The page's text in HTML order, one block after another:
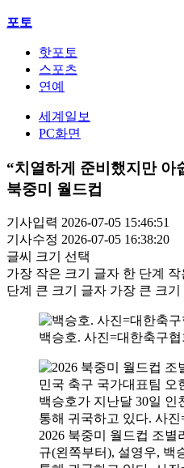
포토
핫포토
스포츠
연예
세계일보
PC화면
“치열하게 준비했지만
북중미 월드컵
기사입력 2026-07-05 15:46:51
기사수정 2026-07-05 16:38:20
글씨 크기 선택
가장 작은 크기 글자 한 단계
단계 큰 크기 글자 가장 큰 크기
백승호. 사진=대한축구
2026 북중미 월드컵 조
규(왼쪽부터), 설영우, 백